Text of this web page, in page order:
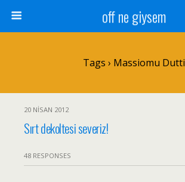
off ne giysem
Tags › Massiomu Dutti
20 NISAN 2012
Sırt dekoltesi severiz!
48 RESPONSES